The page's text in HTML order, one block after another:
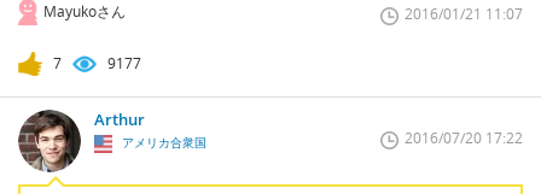
Mayukoさん 2016/01/21 11:07
7 9177
Arthur
アメリカ合衆国 2016/07/20 17:22